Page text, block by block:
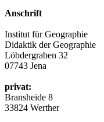
Anschrift
Institut für Geographie
Didaktik der Geographie
Löbdergraben 32
07743 Jena
privat:
Bransheide 8
33824 Werther